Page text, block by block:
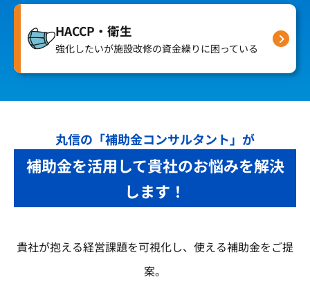
HACCP・衛生
強化したいが施設改修の資金繰りに困っている
丸信の「補助金コンサルタント」が
補助金を活用して貴社のお悩みを解決
します！
貴社が抱える経営課題を可視化し、使える補助金をご提
案。